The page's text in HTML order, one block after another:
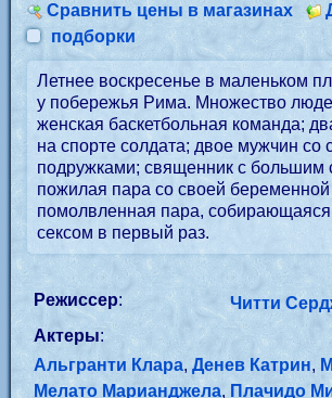
Сравнить цены в магазинах
подборки
Летнее воскресенье в маленьком
у побережья Рима. Множество
женская баскетбольная команда;
на спорте солдата; двое мужчин со
подружками; священник с большим
пожилая пара со своей беременной
помолвленная пара, собирающаяся
сексом в первый раз.
Режиссер:
Читти
Актеры:
Альгранти Клара, Денев Катрин,
Мелато Марианджела, Плачидо